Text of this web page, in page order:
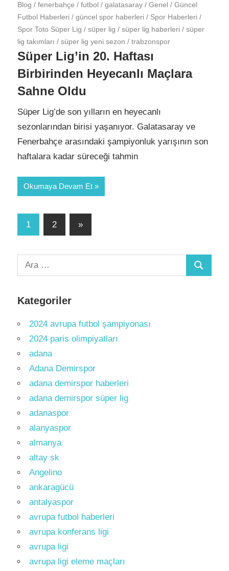
Blog / fenerbahçe / futbol / galatasaray / Genel / Güncel
Futbol Haberleri / güncel spor haberleri / Spor Haberleri /
Spor Toto Süper Lig / süper lig / süper lig haberleri / süper
lig takımları / süper lig yeni sezon / trabzonspor
Süper Lig’in 20. Haftası
Birbirinden Heyecanlı Maçlara
Sahne Oldu
Süper Lig’de son yılların en heyecanlı
sezonlarından birisi yaşanıyor. Galatasaray ve
Fenerbahçe arasındaki şampiyonluk yarışının son
haftalara kadar süreceği tahmin
Okumaya Devam Et
Yazı
1 2
Sonraki
yazılar
»
Arama:
Ara
Kategoriler
2024 avrupa futbol şampiyonası
2024 paris olimpiyatları
adana
Adana Demirspor
adana demirspor haberleri
adana demirspor süper lig
adanaspor
alanyaspor
almanya
altay sk
Angelino
ankaragücü
antalyaspor
avrupa futbol haberleri
avrupa konferans ligi
avrupa ligi
avrupa ligi eleme maçları